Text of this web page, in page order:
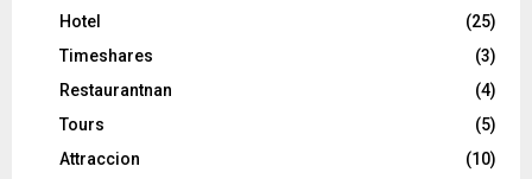
Hotel
(25)
Timeshares
(3)
Restaurantnan
(4)
Tours
(5)
Attraccion
(10)